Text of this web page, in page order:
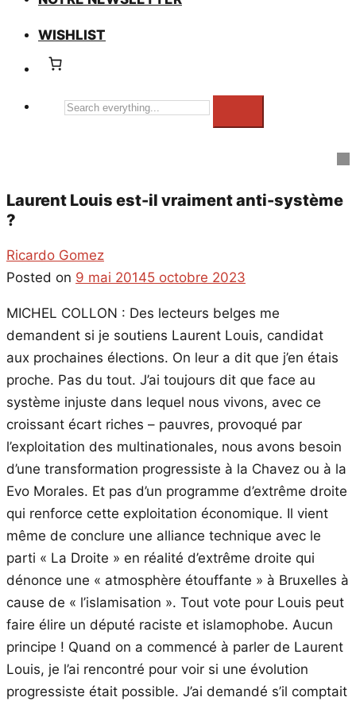
WISHLIST
Search
Laurent Louis est-il vraiment anti-système
?
Ricardo Gomez
Posted on 9 mai 20145 octobre 2023
MICHEL COLLON : Des lecteurs belges me
demandent si je soutiens Laurent Louis, candidat
aux prochaines élections. On leur a dit que j’en étais
proche. Pas du tout. J’ai toujours dit que face au
système injuste dans lequel nous vivons, avec ce
croissant écart riches – pauvres, provoqué par
l’exploitation des multinationales, nous avons besoin
d’une transformation progressiste à la Chavez ou à la
Evo Morales. Et pas d’un programme d’extrême droite
qui renforce cette exploitation économique. Il vient
même de conclure une alliance technique avec le
parti « La Droite » en réalité d’extrême droite qui
dénonce une « atmosphère étouffante » à Bruxelles à
cause de « l’islamisation ». Tout vote pour Louis peut
faire élire un député raciste et islamophobe. Aucun
principe ! Quand on a commencé à parler de Laurent
Louis, je l’ai rencontré pour voir si une évolution
progressiste était possible. J’ai demandé s’il comptait